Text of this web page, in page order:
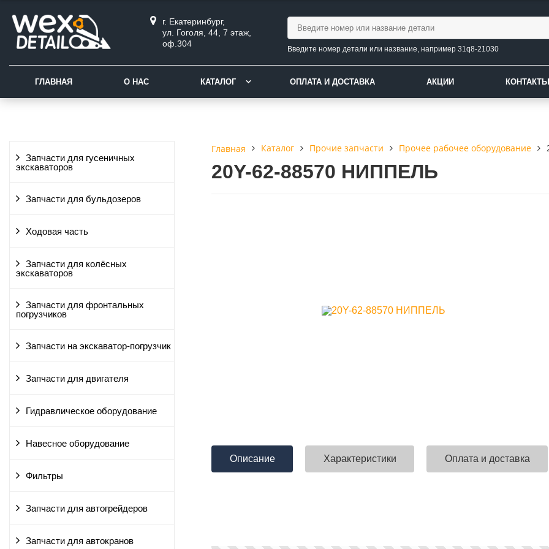
г. Екатеринбург,
ул. Гоголя, 44, 7 этаж,
оф.304
Введите номер детали или название, например 31q8-21030
ГЛАВНАЯ О НАС КАТАЛОГ ОПЛАТА И ДОСТАВКА АКЦИИ КОНТАКТЫ
Запчасти для гусеничных
экскаваторов
Запчасти для бульдозеров
Ходовая часть
Запчасти для колёсных
экскаваторов
Запчасти для фронтальных
погрузчиков
Запчасти на экскаватор-погрузчик
Запчасти для двигателя
Гидравлическое оборудование
Навесное оборудование
Фильтры
Запчасти для автогрейдеров
Запчасти для автокранов
Главная Каталог Прочие запчасти Прочее рабочее оборудование
20Y-62-88570 НИППЕЛЬ
Описание Характеристики Оплата и доставка